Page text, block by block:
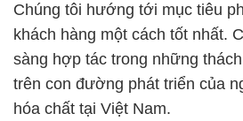
Chúng tôi hướng tới mục tiêu
khách hàng một cách tốt nhất.
sàng hợp tác trong những
trên con đường phát triển của
hóa chất tại Việt Nam.